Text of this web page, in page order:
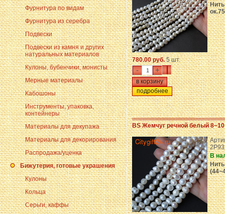
Фурнитура по видам
Фурнитура из серебра
Подвески
Подвески из камня и других
натуральных материалов
Кулоны, бубенчики, монисты
Мерные материалы
Кабошоны
Инструменты, упаковка,
контейнеры
Материалы для декупажа
Материалы для декорирования
Распродажа/уценка
Бижутерия, готовые украшения
Кулоны
Кольца
Серьги, каффы
780.00 руб.5 шт.
- +
подробнее
BS Жемчуг речной белый
В